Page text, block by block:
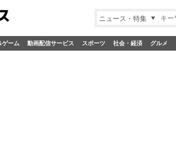
ニュース・特集
ゲーム 動画配信サービス スポーツ 社会・経済 グルメ